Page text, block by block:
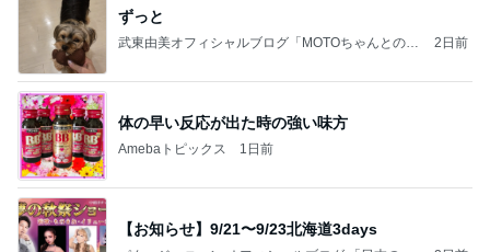
ずっと
武東由美オフィシャルブログ「MOTOちゃんとのは
2日前
体の早い反応が出た時の強い味方
Amebaトピックス 1日前
【お知らせ】9/21〜9/23北海道3days